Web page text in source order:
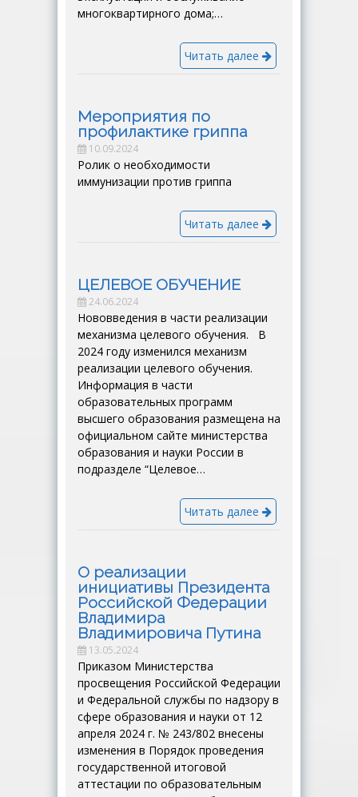
многоквартирного дома;…
Читать далее
Мероприятия по
профилактике гриппа
10.09.2024
Ролик о необходимости
иммунизации против гриппа
Читать далее
ЦЕЛЕВОЕ ОБУЧЕНИЕ
24.06.2024
Нововведения в части реализации
механизма целевого обучения. В
2024 году изменился механизм
реализации целевого обучения.
Информация в части
образовательных программ
высшего образования размещена на
официальном сайте министерства
образования и науки России в
подразделе “Целевое…
Читать далее
О реализации
инициативы Президента
Российской Федерации
Владимира
Владимировича Путина
13.05.2024
Приказом Министерства
просвещения Российской Федерации
и Федеральной службы по надзору в
сфере образования и науки от 12
апреля 2024 г. № 243/802 внесены
изменения в Порядок проведения
государственной итоговой
аттестации по образовательным